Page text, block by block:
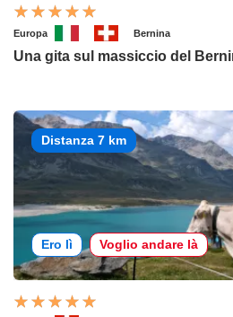
Europa Bernina
Una gita sul massiccio del
Distanza 7 km
Ero lì Voglio andare là